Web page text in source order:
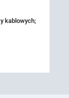
kablowych;